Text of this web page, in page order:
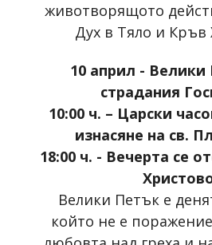
животворящото
Дух в Тяло и Кръв
10 април - Велики
страдания
10:00 ч. – Царски
изнасяне на св.
18:00 ч. - Вечерта се
Велики Петък е
който не е